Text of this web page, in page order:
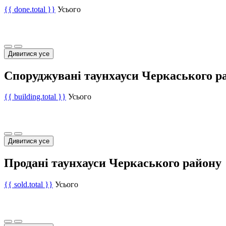
{{ done.total }} Усього
Дивитися усе
Споруджувані таунхауси Черкаського
{{ building.total }} Усього
Дивитися усе
Продані таунхауси Черкаського району
{{ sold.total }} Усього